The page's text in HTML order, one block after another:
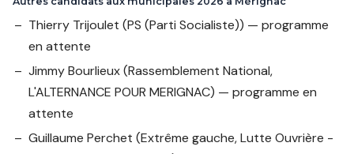
Thierry Trijoulet (PS (Parti Socialiste)) — programme
en attente
Jimmy Bourlieux(Rassemblement National,
L'ALTERNANCE POUR MERIGNAC) — programme en
attente
Guillaume Perchet (Extrême gauche, Lutte Ouvrière -